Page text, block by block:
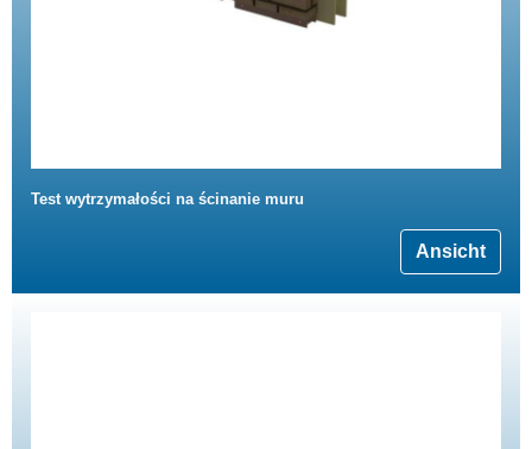
Test wytrzymałości na ścinanie muru
Ansicht